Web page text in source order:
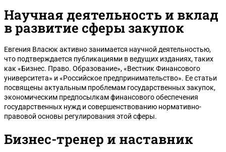
Научная деятельность и вклад
в развитие сферы закупок
Евгения Власюк активно занимается научной деятельностью,
что подтверждается публикациями в ведущих изданиях, таких
как «Бизнес. Право. Образование», «Вестник Финансового
университета» и «Российское предпринимательство». Ее статьи
посвящены актуальным проблемам государственных закупок,
экономическим предпосылкам финансового обеспечения
государственных нужд и совершенствованию нормативно-
правовой основы регулирования этой сферы.
Бизнес-тренер и наставник